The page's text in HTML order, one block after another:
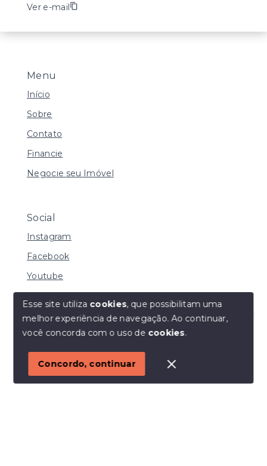
Olá! Estamos disponíveis para te ajudar.
Menu
Início
Sobre
Contato
Financie
Negocie seu Imóvel
Social
Instagram
Facebook
Youtube
© Copyright 2026 - I URBE CONSULTORIA
IMOBILIÁRIA | CRECI 33.934 J - Todos os direitos
SITE PARA IMOBILIARIA
Ver e-mail
Esse site utiliza cookies, que possibilitam uma
melhor experiência de navegação.Ao continuar,
você concorda com o uso de cookies.
Concordo, continuar